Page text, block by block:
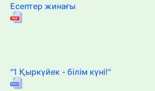
Есептер жинағы
"1 Қыркүйек - білім күні!"